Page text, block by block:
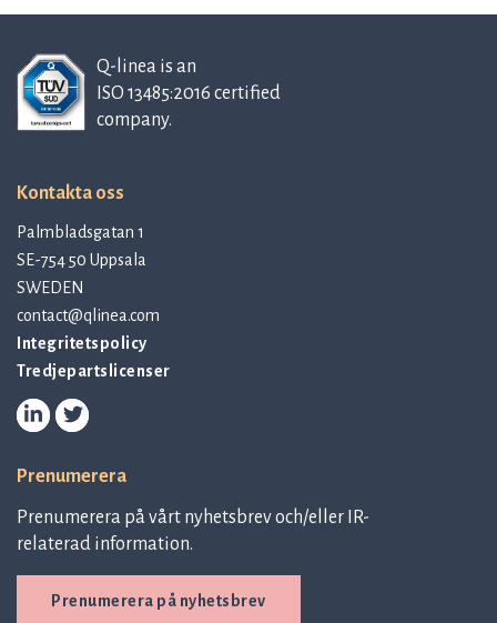
Q-linea is an
ISO 13485:2016 certified
company.
Kontakta oss
Palmbladsgatan 1
SE-754 50 Uppsala
SWEDEN
contact@qlinea.com
Integritetspolicy
Tredjepartslicenser
Prenumerera
Prenumerera på vårt nyhetsbrev och/eller IR-
relaterad information.
Prenumerera på nyhetsbrev